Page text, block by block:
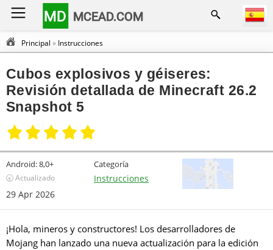
MD MCEAD.COM
Principal » Instrucciones
Cubos explosivos y géiseres:
Revisión detallada de Minecraft 26.2
Snapshot 5
Android:8,0+
🕣 Actualizado
29 Apr 2026
Categoría
Instrucciones
¡Hola, mineros y constructores! Los desarrolladores de
Mojang han lanzado una nueva actualización para la edición